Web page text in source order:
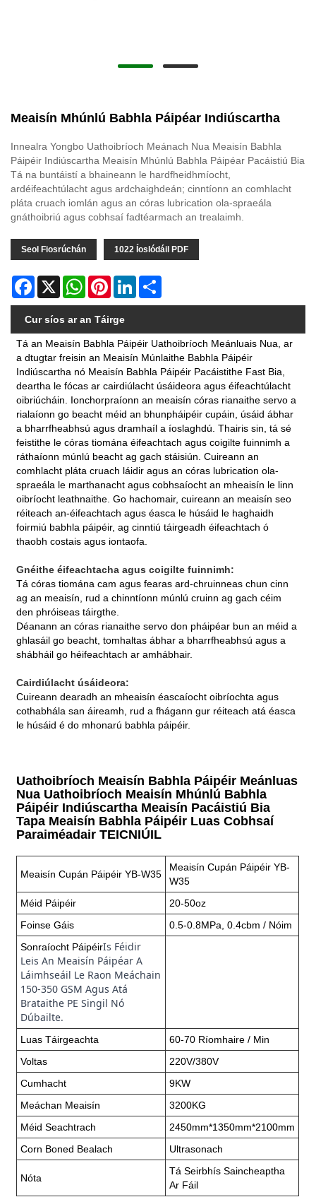
Meaisín Mhúnlú Babhla Páipéar Indiúscartha
Innealra Yongbo Uathoibríoch Meánach Nua Meaisín Babhla
Páipéir Indiúscartha Meaisín Mhúnlú Babhla Páipéar Pacáistiú Bia
Tá na buntáistí a bhaineann le hardfheidhmíocht,
ardéifeachtúlacht agus ardchaighdeán; cinntíonn an comhlacht
pláta cruach iomlán agus an córas lubrication ola-spraeála
gnáthoibriú agus cobhsaí fadtéarmach an trealaimh.
Seol Fiosrúchán 1022 Íoslódáil PDF
Facebook
X WhatsAppPinterestLinkedIn
Cur síos ar an Táirge
Tá an Meaisín Babhla Páipéir Uathoibríoch Meánluais Nua, ar
a dtugtar freisin an Meaisín Múnlaithe Babhla Páipéir
Indiúscartha nó Meaisín Babhla Páipéir Pacáistithe Fast Bia,
deartha le fócas ar cairdiúlacht úsáideora agus éifeachtúlacht
oibriúcháin. Ionchorpraíonn an meaisín córas rianaithe servo a
rialaíonn go beacht méid an bhunpháipéir cupáin, úsáid ábhar
a bharrfheabhsú agus dramhaíl a íoslaghdú. Thairis sin, tá sé
feistithe le córas tiomána éifeachtach agus coigilte fuinnimh a
ráthaíonn múnlú beacht ag gach stáisiún. Cuireann an
comhlacht pláta cruach láidir agus an córas lubrication ola-
spraeála le marthanacht agus cobhsaíocht an mheaisín le linn
oibríocht leathnaithe. Go hachomair, cuireann an meaisín seo
réiteach an-éifeachtach agus éasca le húsáid le haghaidh
foirmiú babhla páipéir, ag cinntiú táirgeadh éifeachtach ó
thaobh costais agus iontaofa.
Gnéithe éifeachtacha agus coigilte fuinnimh:
Tá córas tiomána cam agus fearas ard-chruinneas chun cinn
ag an meaisín, rud a chinntíonn múnlú cruinn ag gach céim
den phróiseas táirgthe.
Déanann an córas rianaithe servo don pháipéar bun an méid a
ghlasáil go beacht, tomhaltas ábhar a bharrfheabhsú agus a
shábháil go héifeachtach ar amhábhair.
Cairdiúlacht úsáideora:
Cuireann dearadh an mheaisín éascaíocht oibríochta agus
cothabhála san áireamh, rud a fhágann gur réiteach atá éasca
le húsáid é do mhonarú babhla páipéir.
Uathoibríoch Meaisín Babhla Páipéir Meánluas
Nua Uathoibríoch Meaisín Mhúnlú Babhla
Páipéir Indiúscartha Meaisín Pacáistiú Bia
Tapa Meaisín Babhla Páipéir Luas Cobhsaí
Paraiméadair TEICNIÚIL
Meaisín Cupán Páipéir YB-W35
Meaisín Cupán Páipéir YB-
W35
Méid Páipéir
20-50oz
Foinse Gáis
0.5-0.8MPa, 0.4cbm / Nóim
Sonraíocht PáipéirIs Féidir
Leis An Meaisín Páipéar A
Láimhseáil Le Raon Meáchain
150-350 GSM Agus Atá
Brataithe PE Singil Nó
Dúbailte.
Luas Táirgeachta
60-70 Ríomhaire / Min
Voltas
220V/380V
Cumhacht
9KW
Meáchan Meaisín
3200KG
Méid Seachtrach
2450mm*1350mm*2100mm
Corn Boned Bealach
Ultrasonach
Nóta
Tá Seirbhís Saincheaptha
Ar Fáil